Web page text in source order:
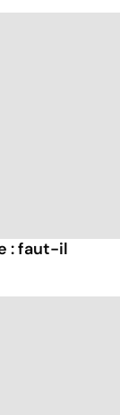
: faut-il